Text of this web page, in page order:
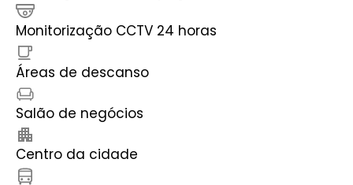
Monitorização CCTV 24 horas
Áreas de descanso
Salão de negócios
Centro da cidade